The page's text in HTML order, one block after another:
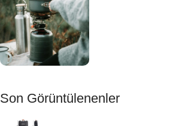
Muftağı
Kampçı
Son Görüntülenenler